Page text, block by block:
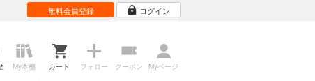
無料会員登録 ログイン
My本棚 カート フォロー クーポン Myページ